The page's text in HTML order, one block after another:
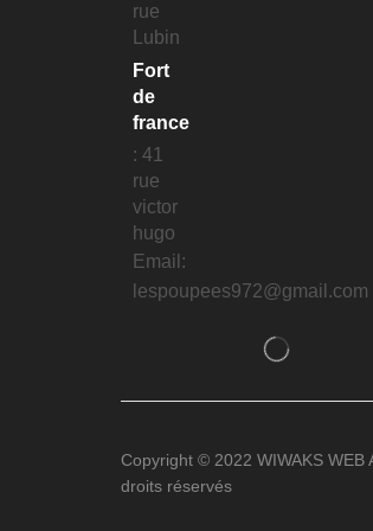
rue
Lubin
Fort
de
france
: 41
rue
victor
hugo
Email:
lespoupees972@gmail.com
Copyright © 2022 WIWAKS WEB
droits réservés